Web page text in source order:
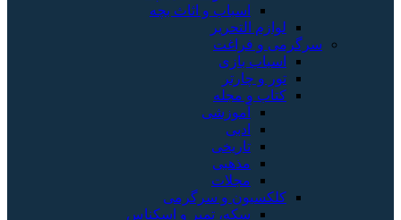
اسباب و اثاث بچه
لوازم التحریر
سرگرمی و فراغت
اسباب‌ بازی
تور و چارتر
کتاب و مجله
آموزشی
ادبی
تاریخی
مذهبی
مجلات
کلکسیون و سرگرمی
سکه، تمبر و اسکناس